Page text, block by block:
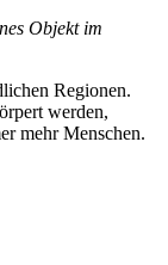
Objekt im
Regionen.
werden,
mehr Menschen.